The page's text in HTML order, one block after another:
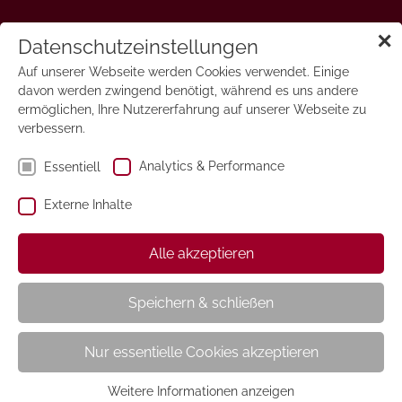
Selber Machen ✕
Datenschutzeinstellungen
Auf unserer Webseite werden Cookies verwendet. Einige
davon werden zwingend benötigt, während es uns andere
ermöglichen, Ihre Nutzererfahrung auf unserer Webseite zu
verbessern.
Essentiell Analytics & Performance
Externe Inhalte
Alle akzeptieren
Speichern & schließen
Nur essentielle Cookies akzeptieren
Weitere Informationen anzeigen